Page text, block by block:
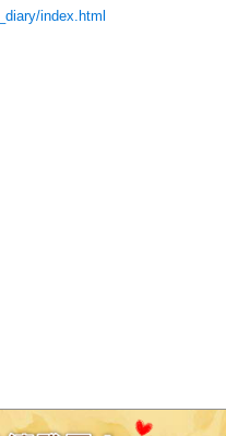
index.html